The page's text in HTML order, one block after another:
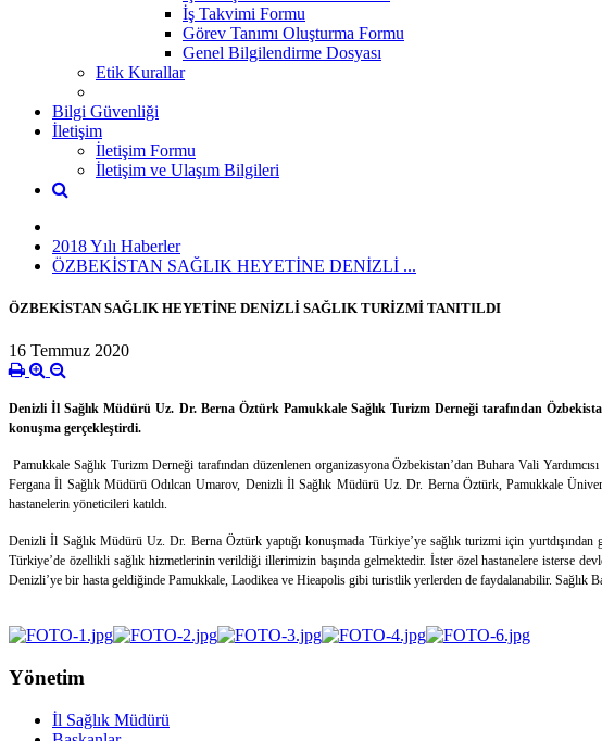
İş Takvimi Formu
Görev Tanımı Oluşturma Formu
Genel Bilgilendirme Dosyası
Etik Kurallar
Bilgi Güvenliği
İletişim
İletişim Formu
İletişim ve Ulaşım Bilgileri
2018 Yılı Haberler
ÖZBEKİSTAN SAĞLIK HEYETİNE DENİZLİ ...
ÖZBEKİSTAN SAĞLIK HEYETİNE DENİZLİ SAĞLIK TURİZMİ TANITILDI
16 Temmuz 2020
Denizli İl Sağlık Müdürü Uz. Dr. Berna Öztürk Pamukkale Sağlık Turizm Derneği tarafından
konuşma gerçekleştirdi.
Pamukkale Sağlık Turizm Derneği tarafından düzenlenen organizasyona Özbekistan’dan Buhara Vali
Fergana İl Sağlık Müdürü Odılcan Umarov, Denizli İl Sağlık Müdürü Uz. Dr. Berna Öztürk, Pamukkale
hastanelerin yöneticileri katıldı.
Denizli İl Sağlık Müdürü Uz. Dr. Berna Öztürk yaptığı konuşmada Türkiye’ye sağlık turizmi için
Türkiye’de özellikli sağlık hizmetlerinin verildiği illerimizin başında gelmektedir. İster özel hastanelere isterse
Denizli’ye bir hasta geldiğinde Pamukkale, Laodikea ve Hieapolis gibi turistlik yerlerden de faydalanabilir. Sağlık
Yönetim
İl Sağlık Müdürü